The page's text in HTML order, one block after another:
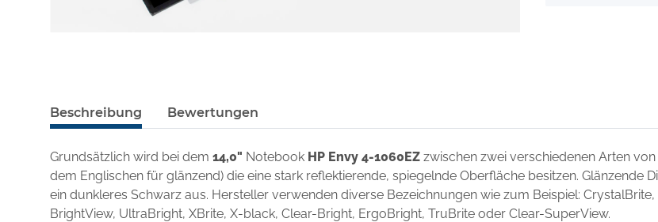
Beschreibung Bewertungen
Grundsätzlich wird bei dem 14,0" Notebook HP Envy 4-1060EZ zwischen zwei verschiedenen Arten von
dem Englischen für glänzend) die eine stark reflektierende, spiegelnde Oberfläche besitzen. Glänzende
ein dunkleres Schwarz aus. Hersteller verwenden diverse Bezeichnungen wie zum Beispiel:
BrightView, UltraBright, XBrite, X-black, Clear-Bright, ErgoBright, TruBrite oder Clear-SuperView.